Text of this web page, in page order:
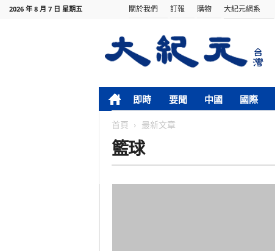
2026 年 8 月 7 日 星期五 關於我們 訂報 購物 大紀元網系
即時 要聞 中國 國際
首頁 最新文章
籃球